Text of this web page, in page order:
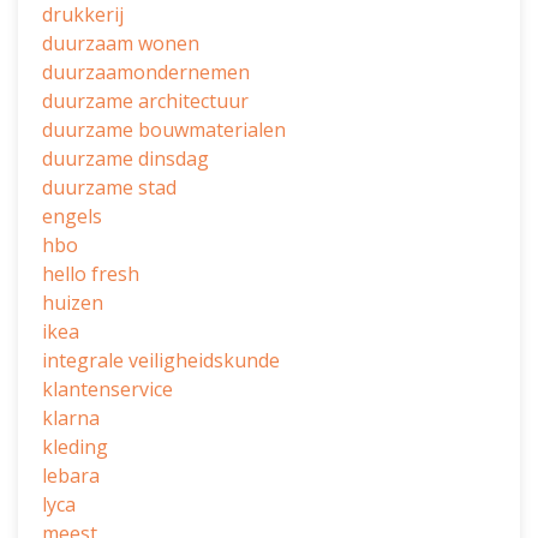
drukkerij
duurzaam wonen
duurzaamondernemen
duurzame architectuur
duurzame bouwmaterialen
duurzame dinsdag
duurzame stad
engels
hbo
hello fresh
huizen
ikea
integrale veiligheidskunde
klantenservice
klarna
kleding
lebara
lyca